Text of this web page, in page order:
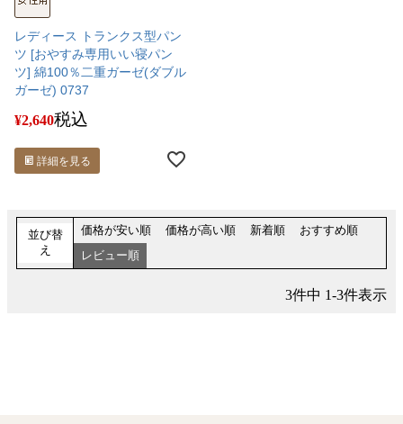
レディース トランクス型パン
ツ [おやすみ専用いい寝パン
ツ] 綿100％二重ガーゼ(ダブル
ガーゼ) 0737
¥2,640税込
詳細を見る
並び替
え
価格が安い順 価格が高い順 新着順
おすすめ順
レビュー順
3件中 1-3件表示